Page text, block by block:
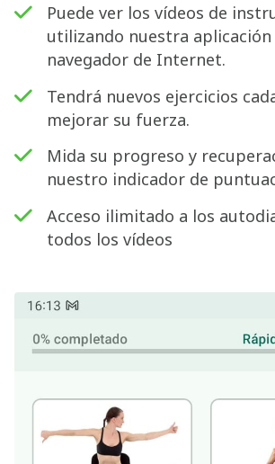
Buscar
Puede ver los vídeos de
utilizando nuestra aplicación
navegador de Internet.
Tendrá nuevos ejercicios
mejorar su fuerza.
Mida su progreso y
nuestro indicador de
Acceso ilimitado a los
todos los vídeos